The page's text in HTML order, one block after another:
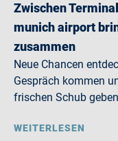
Zwischen
munich airport
zusammen
Neue Chancen
Gespräch kommen
frischen Schub
WEITERLESEN